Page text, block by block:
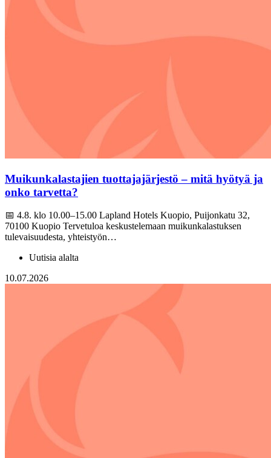
Muikunkalastajien tuottajajärjestö – mitä hyötyä ja
onko tarvetta?
📅 4.8. klo 10.00–15.00 Lapland Hotels Kuopio, Puijonkatu 32,
70100 Kuopio Tervetuloa keskustelemaan muikunkalastuksen
tulevaisuudesta, yhteistyön…
Uutisia alalta
10.07.2026